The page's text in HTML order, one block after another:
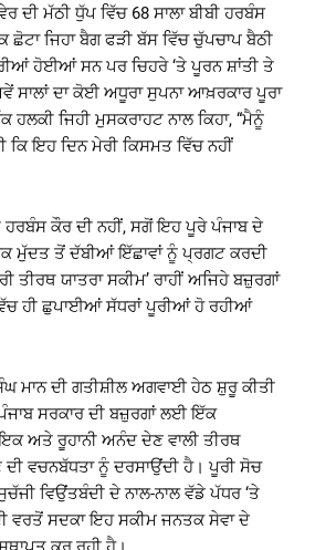
ਦੀ ਮੱਠੀ ਧੁੱਪ ਵਿੱਚ 68 ਸਾਲਾ ਬੀਬੀ ਹਰਬੰਸ
ਜਿਹਾ ਬੈਗ ਫੜੀ ਬੱਸ ਵਿੱਚ ਚੁੱਪਚਾਪ ਬੈਠੀ
ਹੋਈਆਂ ਸਨ ਪਰ ਚਿਹਰੇ ‘ਤੇ ਪੂਰਨ ਸ਼ਾਂਤੀ ਤੇ
ਸਾਲਾਂ ਦਾ ਕੋਈ ਅਧੂਰਾ ਸੁਪਨਾ ਆਖ਼ਰਕਾਰ ਪੂਰਾ
ਜਿਹੀ ਮੁਸਕਰਾਹਟ ਨਾਲ ਕਿਹਾ, “ਮੈਨੂੰ
ਕਿ ਇਹ ਦਿਨ ਮੇਰੀ ਕਿਸਮਤ ਵਿੱਚ ਨਹੀਂ
ਹਰਬੰਸ ਕੌਰ ਦੀ ਨਹੀਂ, ਸਗੋਂ ਇਹ ਪੂਰੇ ਪੰਜਾਬ ਦੇ
ਮੁੱਦਤ ਤੋਂ ਦੱਬੀਆਂ ਇੱਛਾਵਾਂ ਨੂੰ ਪ੍ਰਗਟ ਕਰਦੀ
ਤੀਰਥ ਯਾਤਰਾ ਸਕੀਮ’ ਰਾਹੀਂ ਅਜਿਹੇ ਬਜ਼ੁਰਗਾਂ
ਹੀ ਛੁਪਾਈਆਂ ਸੱਧਰਾਂ ਪੂਰੀਆਂ ਹੋ ਰਹੀਆਂ
ਮਾਨ ਦੀ ਗਤੀਸ਼ੀਲ ਅਗਵਾਈ ਹੇਠ ਸ਼ੁਰੂ ਕੀਤੀ
ਸਰਕਾਰ ਦੀ ਬਜ਼ੁਰਗਾਂ ਲਈ ਇੱਕ
ਅਤੇ ਰੂਹਾਨੀ ਅਨੰਦ ਦੇਣ ਵਾਲੀ ਤੀਰਥ
ਵਚਨਬੱਧਤਾ ਨੂੰ ਦਰਸਾਉਂਦੀ ਹੈ। ਪੂਰੀ ਸੋਚ
ਵਿਉਂਤਬੰਦੀ ਦੇ ਨਾਲ-ਨਾਲ ਵੱਡੇ ਪੱਧਰ ‘ਤੇ
ਵਰਤੋਂ ਸਦਕਾ ਇਹ ਸਕੀਮ ਜਨਤਕ ਸੇਵਾ ਦੇ